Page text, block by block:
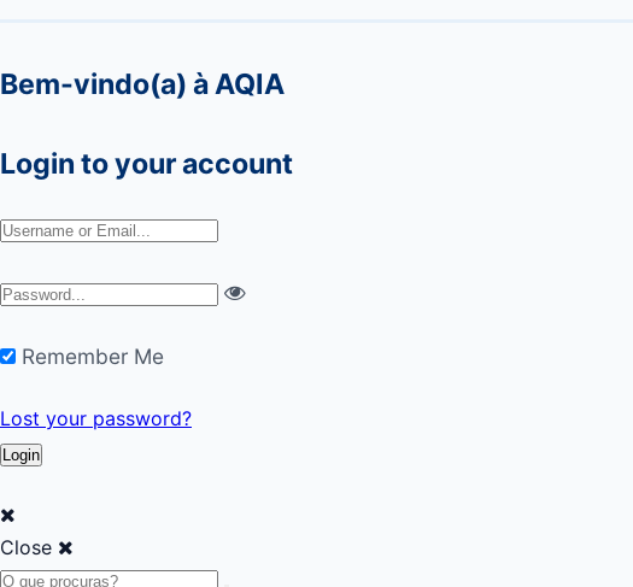
Bem-vindo(a) à AQIA
Login to your account
Remember Me
Lost your password?
Close